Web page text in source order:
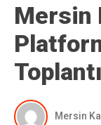
Mersin
Mersin